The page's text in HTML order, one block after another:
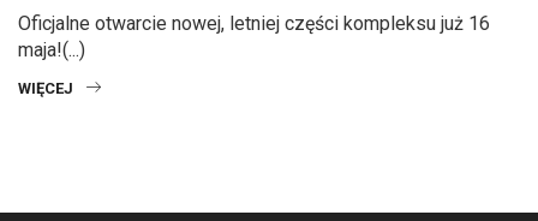
Oficjalne otwarcie nowej, letniej części kompleksu już 16
maja!(...)
WIĘCEJ